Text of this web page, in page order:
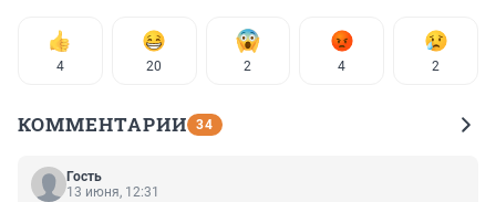
4 20 2 4 2
КОММЕНТАРИИ 34
Гость
13 июня, 12:31